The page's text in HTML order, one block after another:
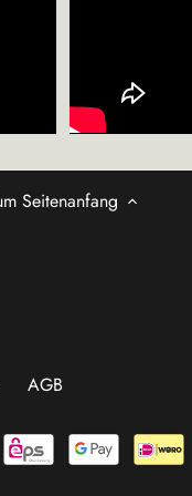
Seitenanfang
AGB